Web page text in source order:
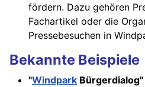
fördern. Dazu gehören
Fachartikel oder die
Pressebesuchen in
Bekannte Beispiele
"Windpark